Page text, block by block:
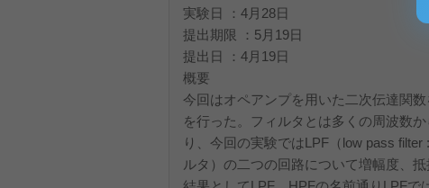
実験日 ：4月28日
提出期限 ：5月19日
提出日 ：4月19日
概要
今回はオペアンプを用いた二次伝達関
を行った。フィルタとは多くの周波数
り、今回の実験ではLPF（low pass
ルタ）の二つの回路について増幅度、